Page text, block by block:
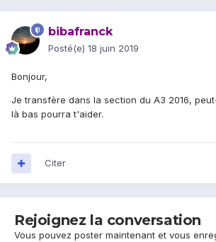
bibafranck
Posté(e) 18 juin 2019
Bonjour,
Je transfère dans la section du A3 2016,
là bas pourra t'aider.
Citer
Rejoignez la conversation
Vous pouvez poster maintenant et vous